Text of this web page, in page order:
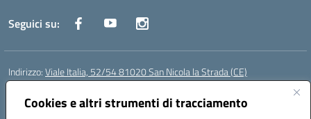
Cookies e altri strumenti di tracciamento
Seguici su:
Indirizzo:Viale Italia, 52/54 81020 San Nicola la Strada (CE)
Centralino:
Posta elettronica certificata (PEC):ceic86700d@pec.istruzione.it